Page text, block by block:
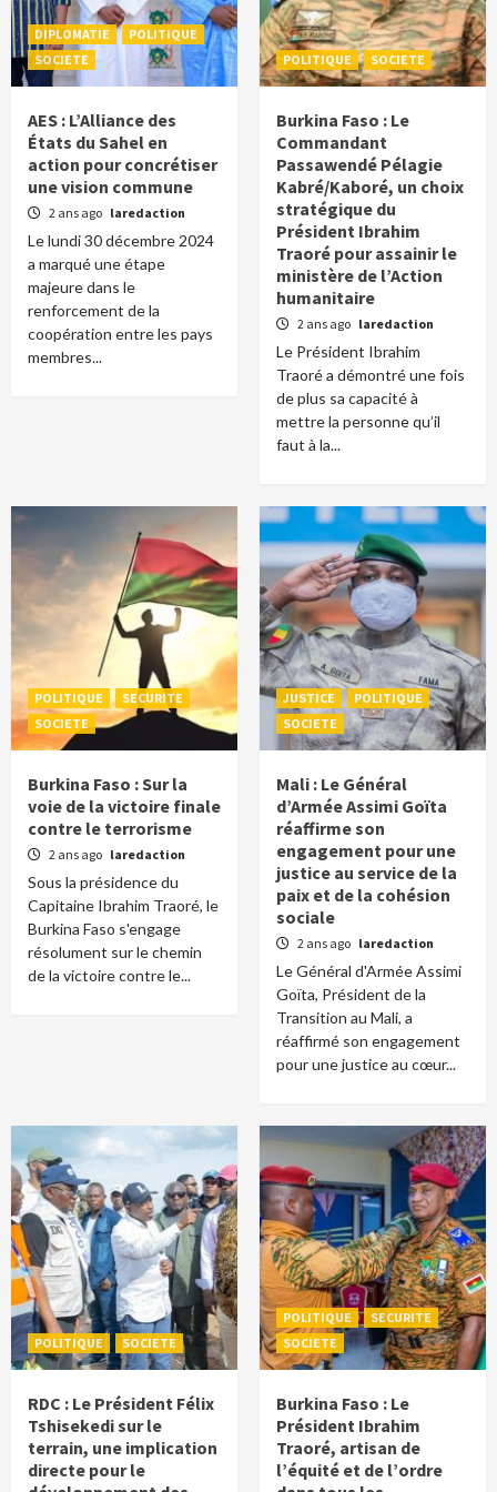
DIPLOMATIE
POLITIQUE
SOCIETE
AES : L’Alliance des
États du Sahel en
action pour concrétiser
une vision commune
2 ans ago laredaction
Le lundi 30 décembre 2024
a marqué une étape
majeure dans le
renforcement de la
coopération entre les pays
membres...
POLITIQUE SOCIETE
Burkina Faso : Le
Commandant
Passawendé Pélagie
Kabré/Kaboré, un choix
stratégique du
Président Ibrahim
Traoré pour assainir le
ministère de l’Action
humanitaire
2 ans ago laredaction
Le Président Ibrahim
Traoré a démontré une fois
de plus sa capacité à
mettre la personne qu’il
faut à la...
POLITIQUE
SECURITE
SOCIETE
Burkina Faso : Sur la
voie de la victoire finale
contre le terrorisme
2 ans ago laredaction
Sous la présidence du
Capitaine Ibrahim Traoré, le
Burkina Faso s'engage
résolument sur le chemin
de la victoire contre le...
JUSTICE
POLITIQUE
SOCIETE
Mali : Le Général
d’Armée Assimi Goïta
réaffirme son
engagement pour une
justice au service de la
paix et de la cohésion
sociale
2 ans ago laredaction
Le Général d'Armée Assimi
Goïta, Président de la
Transition au Mali, a
réaffirmé son engagement
pour une justice au cœur...
POLITIQUE SOCIETE
RDC : Le Président Félix
Tshisekedi sur le
terrain, une implication
directe pour le
POLITIQUE
SECURITE
SOCIETE
Burkina Faso : Le
Président Ibrahim
Traoré, artisan de
l’équité et de l’ordre